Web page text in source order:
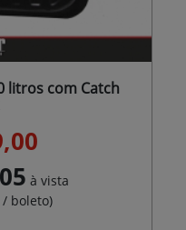
litros com Catch
à vista
boleto)